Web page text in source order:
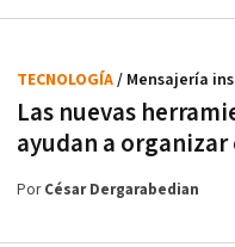
Las nuevas
ayudan a
TECNOLOGÍA/ Mensajería
PorCésar Dergarabedian